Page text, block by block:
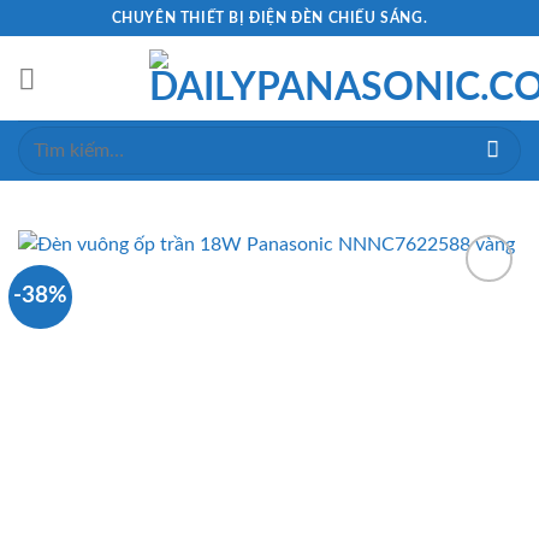
content
CHUYÊN THIẾT BỊ ĐIỆN ĐÈN CHIẾU SÁNG.
Tìm
-38%